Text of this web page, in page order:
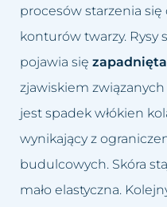
procesów starzenia
konturów twarzy. Rysy
pojawia się
zjawiskiem
jest spadek włókien
wynikający z
budulcowych. Skóra
mało elastyczna.